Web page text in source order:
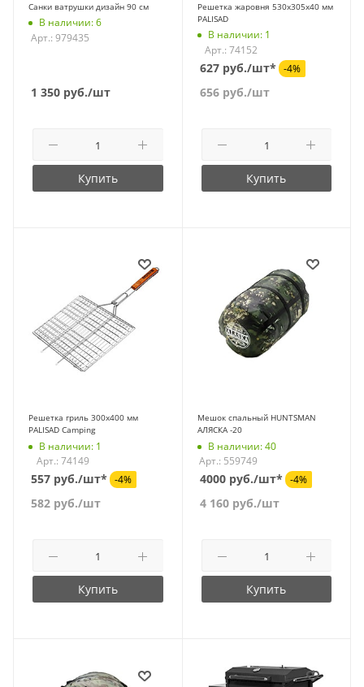
Санки ватрушки дизайн 90 см
В наличии: 6
Арт.: 979435
1 350 руб./шт
Купить
Решетка жаровня 530х305х40 мм
PALISAD
В наличии: 1
Арт.: 74152
627 руб./шт* -4%
656руб./шт
Купить
Решетка гриль 300х400 мм
PALISAD Camping
В наличии: 1
Арт.: 74149
557 руб./шт* -4%
582 руб./шт
Купить
Мешок спальный HUNTSMAN
АЛЯСКА -20
В наличии: 40
Арт.: 559749
4000 руб./шт* -4%
4 160руб./шт
Купить